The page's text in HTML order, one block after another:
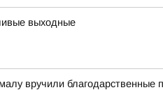
выходные
вручили благодарственные